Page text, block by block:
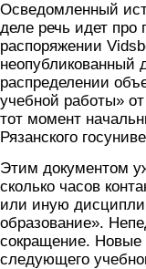
Осведомленный
деле речь идет
распоряжении
неопубликованный
распределении
учебной работы»
тот момент
Рязанского
Этим документом
сколько часов
или иную
образование».
сокращение. Новые
следующего